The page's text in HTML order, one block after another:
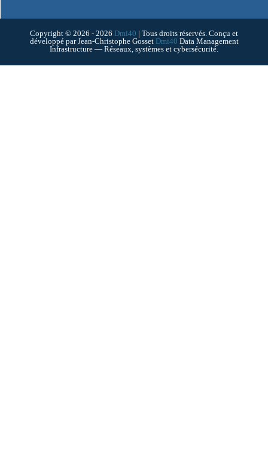
Copyright © 2026 - 2026 Dmi40 | Tous droits réservés. Conçu et
développé par Jean-Christophe Gosset Dmi40 Data Management
Infrastructure — Réseaux, systèmes et cybersécurité.